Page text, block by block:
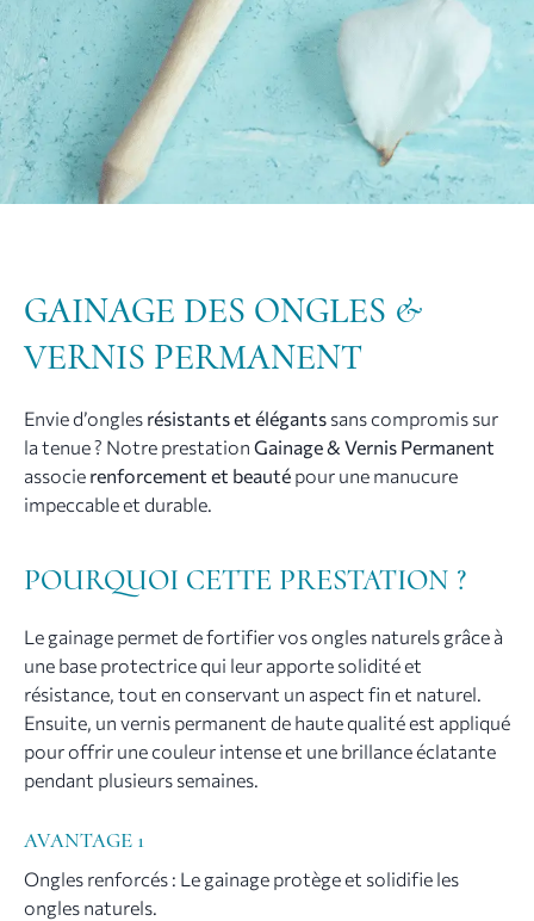
GAINAGE DES ONGLES &
VERNIS PERMANENT
Envie d’ongles résistants et élégants sans compromis sur
la tenue ? Notre prestation Gainage & Vernis Permanent
associe renforcement et beauté pour une manucure
impeccable et durable.
POURQUOI CETTE PRESTATION ?
Le gainage permet de fortifier vos ongles naturels grâce à
une base protectrice qui leur apporte solidité et
résistance, tout en conservant un aspect fin et naturel.
Ensuite, un vernis permanent de haute qualité est appliqué
pour offrir une couleur intense et une brillance éclatante
pendant plusieurs semaines.
AVANTAGE 1
Ongles renforcés : Le gainage protège et solidifie les
ongles naturels.